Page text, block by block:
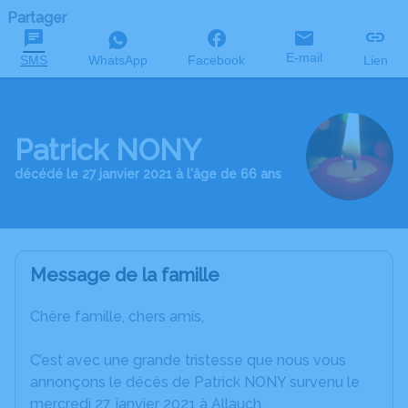
Partager
SMS WhatsApp Facebook E-mail Lien
Patrick NONY
décédé le 27 janvier 2021 à l'âge de 66 ans
Message de la famille
Chère famille, chers amis,
C’est avec une grande tristesse que nous vous
annonçons le décès de Patrick NONY survenu le
mercredi 27 janvier 2021 à Allauch.